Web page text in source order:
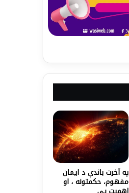
په آخرت باندې د ايمان
مفهوم، حكمتونه ، او